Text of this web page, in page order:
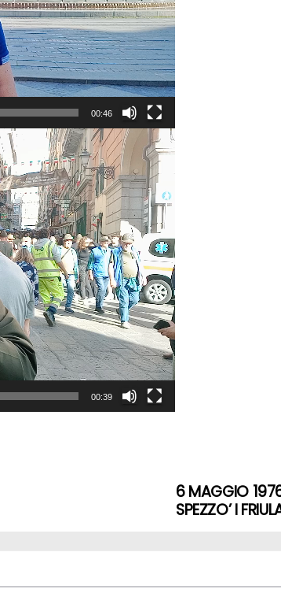
00:46
00:39
6 MAGGIO
SPEZZO’ I